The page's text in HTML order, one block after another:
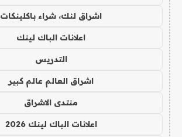
اشراق لنك، شراء باكلينكات
اعلانات الباك لينك
التدريس
اشراق العالم عالم كبير
منتدى الاشراق
اعلانات الباك لينك 2026